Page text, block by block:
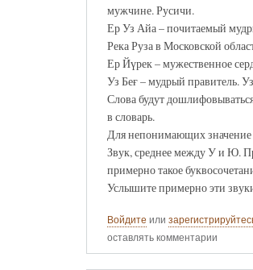
мужчине. Русичи.
Ер Уз Айа – почитаемый
Река Руза в Московской
Ер Йүрек – мужественное
Уз Беғ – мудрый правитель.
Слова будут
в словарь.
Для непонимающих
Звук, среднее между У и Ю.
примерно такое
Услышите примерно эти
Войдите или
оставлять комментарии